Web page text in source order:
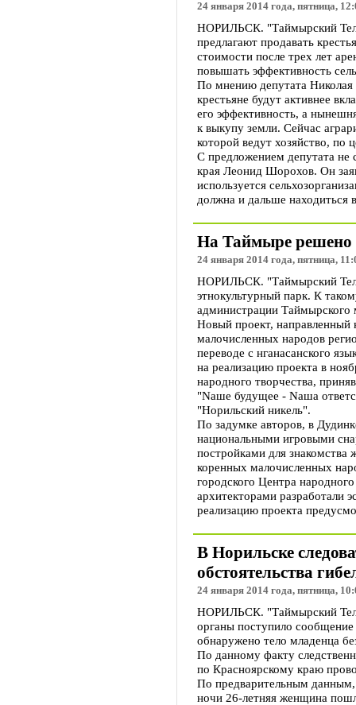
24 января 2014 года, пятница,
НОРИЛЬСК. "Таймырский
предлагают продавать
стоимости после трех лет
повышать эффективность
По мнению депутата Николая
крестьяне будут активнее
его эффективность, а
к выкупу земли. Сейчас
которой ведут хозяйство, по
С предложением депутата не
края Леонид Шорохов. Он
используется
должна и дальше находиться
На Таймыре решено
24 января 2014 года, пятница,
НОРИЛЬСК. "Таймырский
этнокультурный парк. К
администрации Таймырского
Новый проект, направленный
малочисленных народов
переводе с нганасанского
на реализацию проекта в
народного творчества,
"Nаше будущее - Nаша
"Норильский никель".
По задумке авторов, в
национальными игровыми
постройками для знакомства
коренных малочисленных
городского Центра
архитекторами разработали
реализацию проекта
В Норильске
обстоятельства
24 января 2014 года, пятница,
НОРИЛЬСК. "Таймырский
органы поступило
обнаружено тело младенца
По данному факту
по Красноярскому краю
По предварительным данным,
ночи 26-летняя женщина